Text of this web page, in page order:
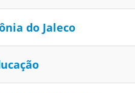
do Jaleco